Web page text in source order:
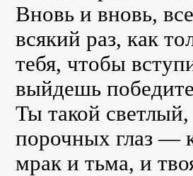
Вновь и вновь,
всякий раз, как
тебя, чтобы
выйдешь
Ты такой
порочных глаз —
мрак и тьма, и